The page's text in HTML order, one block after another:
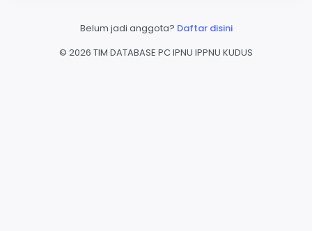
Belum jadi anggota? Daftar disini
© 2026 TIM DATABASE PC IPNU IPPNU KUDUS